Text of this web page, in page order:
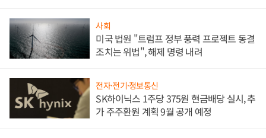
사회
미국 법원 "트럼프 정부 풍력 프로젝트 동결
조치는 위법", 해제 명령 내려
전자·전기·정보통신
SK하이닉스 1주당 375원 현금배당 실시, 추
가 주주환원 계획 9월 공개 예정